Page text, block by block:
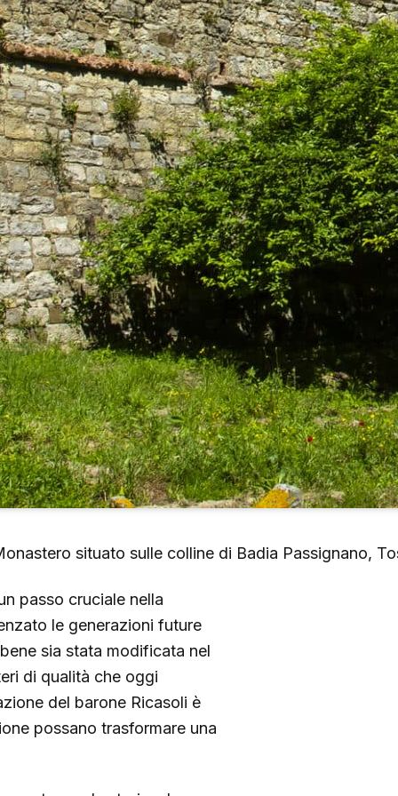
situato sulle colline di Badia Passignano,
passo cruciale nella
le generazioni future
sia stata modificata nel
di qualità che oggi
del barone Ricasoli è
possano trasformare una